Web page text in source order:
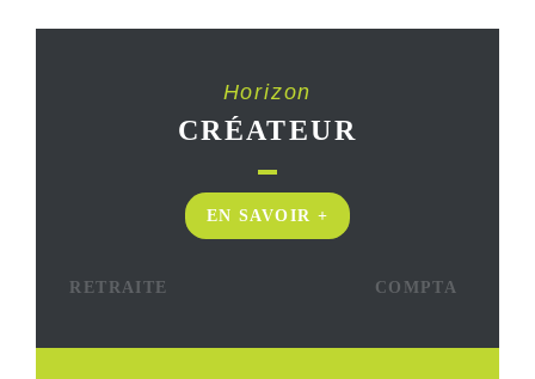
Horizon
CRÉATEUR
EN SAVOIR +
RETRAITE COMPTA